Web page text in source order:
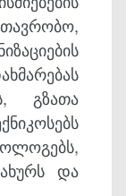
გზათა
და